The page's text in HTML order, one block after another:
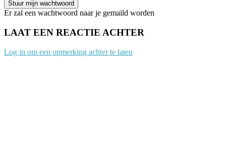
Er zal een wachtwoord naar je gemaild worden
LAAT EEN REACTIE ACHTER
Log in om een opmerking achter te laten